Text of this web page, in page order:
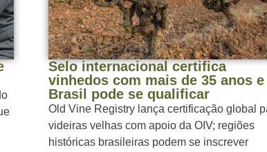
Selo internacional certifica
vinhedos com mais de 35 anos e
Brasil pode se qualificar
Old Vine Registry lança certificação global
videiras velhas com apoio da OIV; regiões
históricas brasileiras podem se inscrever